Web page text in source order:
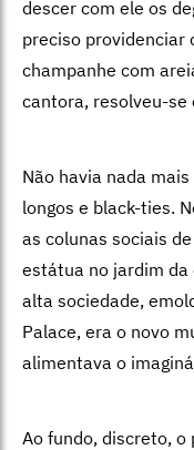
descer com ele os
preciso providenciar
champanhe com
cantora, resolveu-se
Não havia nada
longos e black-ties.
as colunas sociais
estátua no jardim da
alta sociedade,
Palace, era o novo
alimentava o
Ao fundo, discreto, o